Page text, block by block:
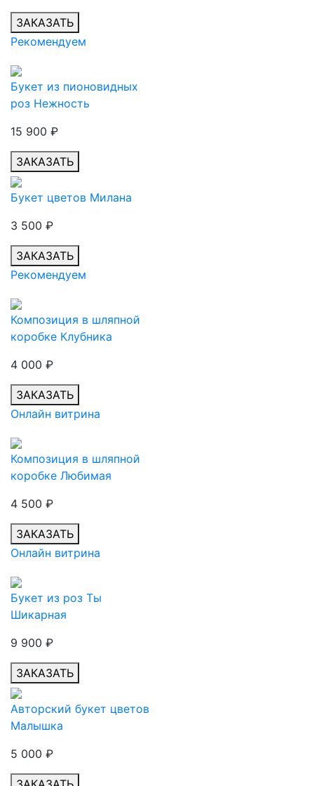
ЗАКАЗАТЬ
Рекомендуем
Букет из пионовидных
роз Нежность
15 900 ₽
ЗАКАЗАТЬ
Букет цветов Милана
3 500 ₽
ЗАКАЗАТЬ
Рекомендуем
Композиция в шляпной
коробке Клубника
4 000 ₽
ЗАКАЗАТЬ
Онлайн витрина
Композиция в шляпной
коробке Любимая
4 500 ₽
ЗАКАЗАТЬ
Онлайн витрина
Букет из роз Ты
Шикарная
9 900 ₽
ЗАКАЗАТЬ
Авторский букет цветов
Малышка
5 000 ₽